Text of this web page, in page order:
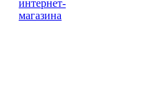
интернет-
магазина